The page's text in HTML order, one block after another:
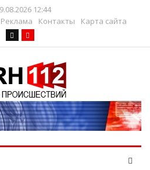
12:44
Реклама Контакты Карта сайта